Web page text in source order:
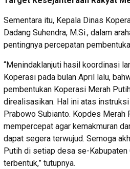
Sementara itu, Kepala Dinas
Dadang Suhendra, M.Si., dalam
pentingnya percepatan
“Menindaklanjuti hasil koordinasi
Koperasi pada bulan April lalu,
pembentukan Koperasi Merah
direalisasikan. Hal ini atas
Prabowo Subianto. Kopdes Merah
mempercepat agar kemakmuran
dapat segera terwujud. Semoga
Putih di setiap desa se-Kabupaten
terbentuk,” tutupnya.